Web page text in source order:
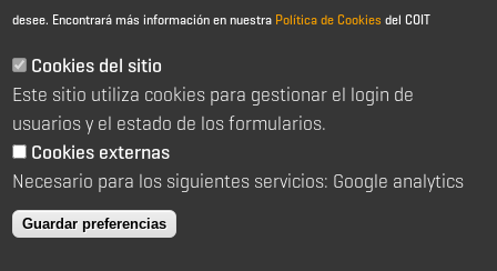
Aviso Legal - Información general
Política de cookies
Política de reembolso
Sitemap
C/ Almagro 2 1º Izqda 28010 Madrid
91 391 10 66
coit@coit.es
desee. Encontrará más información en nuestra Política de Cookies del COIT
Cookies del sitio
Este sitio utiliza cookies para gestionar el login de
usuarios y el estado de los formularios.
Cookies externas
Necesario para los siguientes servicios: Google analytics
Guardar preferencias